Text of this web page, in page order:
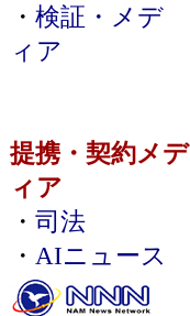
・ 検証・メデ
ィア
提携・契約メデ
ィア
・ 司法
・ AIニュース